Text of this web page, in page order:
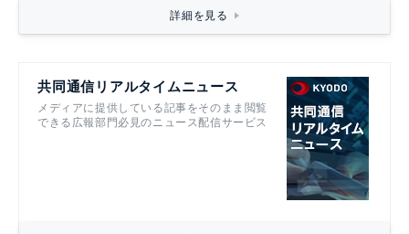
詳細を見る
共同通信リアルタイムニュース
メディアに提供している記事をそのまま閲覧
できる広報部門必見のニュース配信サービス